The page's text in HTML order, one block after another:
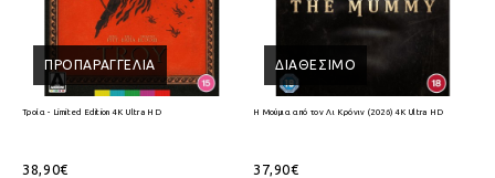
ΠΡΟΠΑΡΑΓΓΕΛΊΑ
Τροία - Limited Edition 4K Ultra HD
38,90€
ΔΙΑΘΈΣΙΜΟ
Η Μούμια από τον Λι Κρόνιν (2026) 4K Ultra HD
37,90€